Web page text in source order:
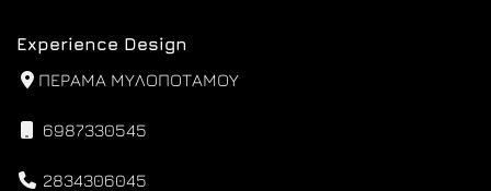
Experience Design
ΠΕΡΑΜΑ ΜΥΛΟΠΟΤΑΜΟΥ
6987330545
2834306045